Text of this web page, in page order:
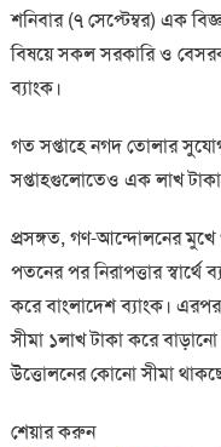
শনিবার (৭ সেপ্টেম্বর) এক
বিষয়ে সকল সরকারি ও
ব্যাংক।
গত সপ্তাহে নগদ তোলার
সপ্তাহগুলোতেও এক লাখ টাকা
প্রসঙ্গত, গণ-আন্দোলনের
পতনের পর নিরাপত্তার
করে বাংলাদেশ ব্যাংক।
সীমা ১লাখ টাকা করে
উত্তোলনের কোনো সীমা
শেয়ার করুন